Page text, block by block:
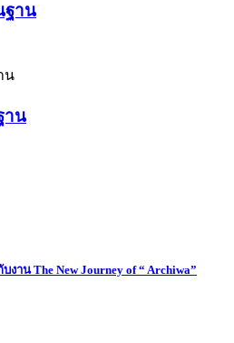
ฐาน
าน
าน The New Journey of “ Archiwa”